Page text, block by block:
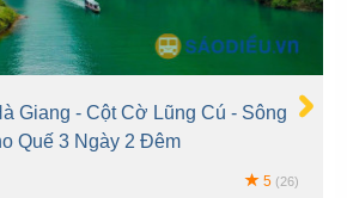
Giang - Cột Cờ Lũng Cú - Sông
Quế 3 Ngày 2 Đêm
5 (26)